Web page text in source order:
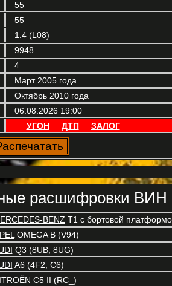
55
55
1.4 (L08)
9948
4
Март 2005 года
Октябрь 2010 года
06.08.2026 19:00
УГОН ДТП ЗАЛОГ
расшифровки ВИН
BENZ T1 c бортовой
OMEGA B (V94)
Q3 (8UB, 8UG)
A6 (4F2, C6)
C5 II (RC_)